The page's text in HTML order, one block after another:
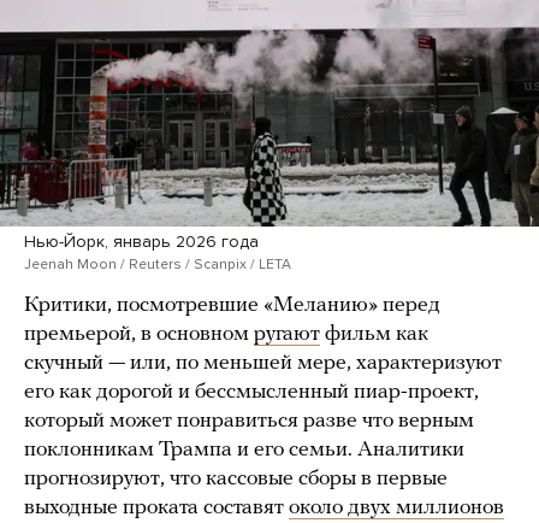
Нью-Йорк, январь 2026 года
Jeenah Moon / Reuters / Scanpix / LETA
Критики, посмотревшие «Меланию» перед
премьерой, в основном ругают фильм как
скучный — или, по меньшей мере, характеризуют
его как дорогой и бессмысленный пиар-проект,
который может понравиться разве что верным
поклонникам Трампа и его семьи. Аналитики
прогнозируют, что кассовые сборы в первые
выходные проката составят около двух миллионов